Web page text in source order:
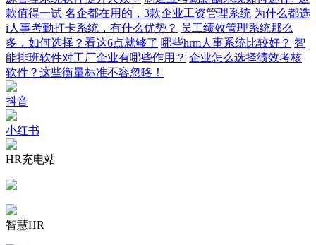
款值得一试 名企都在用的，3款企业工资管理系统 为什么都选
i人事考勤打卡系统，有什么优势？
员工绩效管理系统那么
多，如何选择？看这6点就够了 哪些hrm人事系统比较好？ 智
能排班软件对工厂企业有哪些作用？ 企业怎么选择绩效考核
软件？这些衡量标准不容忽略！
抖音
小红书
HR充电站
智慧HR